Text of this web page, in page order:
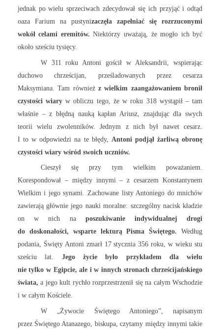
jednak po wielu sprzeciwach zdecydował się ich przyjąć i odtąd
oaza Farium na pustynizaczęła zapełniać się rozrzuconymi
wokół celami eremitów.Niektórzy uważają, że mogło ich być
około sześciu tysięcy.
W 311 roku Antoni gościł w Aleksandrii, wspierając
duchowo chrześcijan, prześladowanych przez cesarza
Maksymiana. Tam również z wielkim zaangażowaniem bronił
czystości wiary w obliczu tego, że w roku 318 wystąpił – tam
właśnie – z błędną nauką kapłan Ariusz, znajdując dla swych
teorii wielu zwolenników. Jednym z nich był nawet cesarz.
I to w odpowiedzi na te błędy, Antoni podjął żarliwą obronę
czystości wiary wśród swoich uczniów.
Cieszył się przy tym wielkim poważaniem.
Korespondował – między innymi – z cesarzem Konstantynem
Wielkim i jego synami. Zachowane listy Antoniego do mnichów
zawierają głównie jego nauki moralne: szczególny nacisk kładzie
on w nich na poszukiwanie indywidualnej drogi
do doskonałości, wsparte lekturą Pisma Świętego. Według
podania, Święty Antoni zmarł 17 stycznia 356 roku, w wieku stu
sześciu lat. Jego życie było przykładem dla wielu
nie tylko w Egipcie, ale i w innych stronach chrześcijańskiego
świata, a jego kult rychło rozprzestrzenił się na całym Wschodzie
i w całym Kościele.
W „Żywocie Świętego Antoniego”, napisanym
przez Świętego Atanazego, biskupa, czytamy między innymi takie